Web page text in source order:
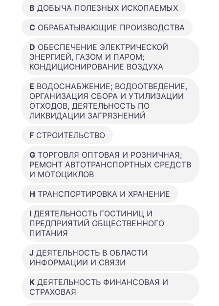
B ДОБЫЧА ПОЛЕЗНЫХ ИСКОПАЕМЫХ
C ОБРАБАТЫВАЮЩИЕ ПРОИЗВОДСТВА
D ОБЕСПЕЧЕНИЕ ЭЛЕКТРИЧЕСКОЙ
ЭНЕРГИЕЙ, ГАЗОМ И ПАРОМ;
КОНДИЦИОНИРОВАНИЕ ВОЗДУХА
E ВОДОСНАБЖЕНИЕ; ВОДООТВЕДЕНИЕ,
ОРГАНИЗАЦИЯ СБОРА И УТИЛИЗАЦИИ
ОТХОДОВ, ДЕЯТЕЛЬНОСТЬ ПО
ЛИКВИДАЦИИ ЗАГРЯЗНЕНИЙ
F СТРОИТЕЛЬСТВО
G ТОРГОВЛЯ ОПТОВАЯ И РОЗНИЧНАЯ;
РЕМОНТ АВТОТРАНСПОРТНЫХ СРЕДСТВ
И МОТОЦИКЛОВ
H ТРАНСПОРТИРОВКА И ХРАНЕНИЕ
I ДЕЯТЕЛЬНОСТЬ ГОСТИНИЦ И
ПРЕДПРИЯТИЙ ОБЩЕСТВЕННОГО
ПИТАНИЯ
J ДЕЯТЕЛЬНОСТЬ В ОБЛАСТИ
ИНФОРМАЦИИ И СВЯЗИ
K ДЕЯТЕЛЬНОСТЬ ФИНАНСОВАЯ И
СТРАХОВАЯ